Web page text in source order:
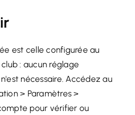
est celle configurée au
: aucun réglage
nécessaire. Accédez au
> Paramètres >
pour vérifier ou